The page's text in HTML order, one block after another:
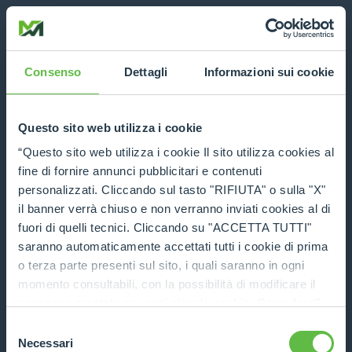
Consenso Dettagli Informazioni sui cookie
Questo sito web utilizza i cookie
“Questo sito web utilizza i cookie Il sito utilizza cookies al
fine di fornire annunci pubblicitari e contenuti
personalizzati. Cliccando sul tasto "RIFIUTA" o sulla "X"
il banner verrà chiuso e non verranno inviati cookies al di
fuori di quelli tecnici. Cliccando su "ACCETTA TUTTI"
saranno automaticamente accettati tutti i cookie di prima
o terza parte presenti sul sito, i quali saranno in ogni
momento consultabili, con la possibilità di modificare il
ogni pagina, selezionare "Modifichi il suo consenso" e
delNecessari
Application error: a client-side exception has occurred (see the